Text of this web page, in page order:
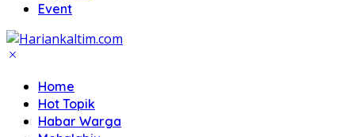
Event
Home
Hot Topik
Habar Warga